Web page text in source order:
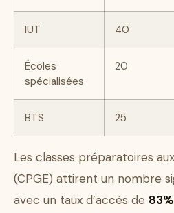
IUT 40
Écoles
spécialisées
20
BTS 25
Les classes préparatoires
(CPGE) attirent un nombre
avec un taux d’accès de 83%